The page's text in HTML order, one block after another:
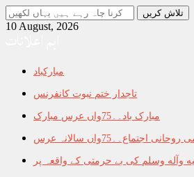
جو
تلاش
یہاں
10 August, 2026
اہم اعلانات
مبارکباد
تاجدار ختم نبوت کانفرنس
مبارک باد۔۔75واں عرس مبارک
اجتماع۔۔75واں سالانہ عرس
وآله وسلم کی بے حرمتی کے واقعہ پر